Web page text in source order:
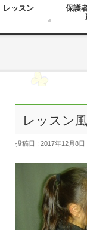
レッスン
保護
レッスン
投稿日 : 2017年12月8日